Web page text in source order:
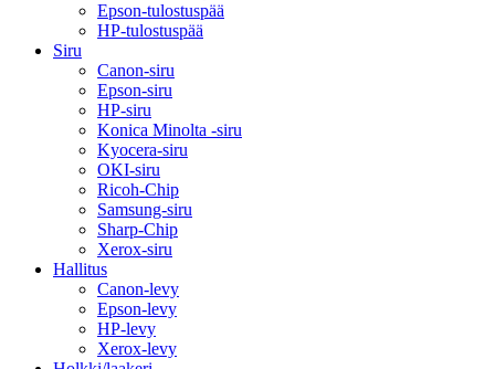
Epson-tulostuspää
HP-tulostuspää
Siru
Canon-siru
Epson-siru
HP-siru
Konica Minolta -siru
Kyocera-siru
OKI-siru
Ricoh-Chip
Samsung-siru
Sharp-Chip
Xerox-siru
Hallitus
Canon-levy
Epson-levy
HP-levy
Xerox-levy